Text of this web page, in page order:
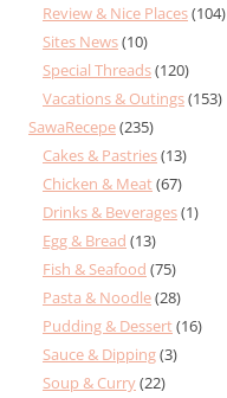
Review & Nice Places(104)
Sites News(10)
Special Threads(120)
Vacations & Outings(153)
SawaRecepe(235)
Cakes & Pastries(13)
Chicken & Meat(67)
Drinks & Beverages(1)
Egg & Bread (13)
Fish & Seafood (75)
Pasta & Noodle(28)
Pudding & Dessert(16)
Sauce & Dipping(3)
Soup & Curry(22)